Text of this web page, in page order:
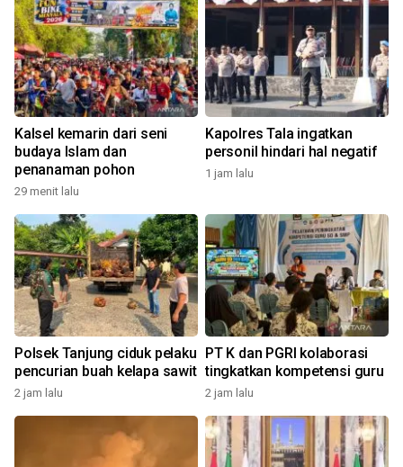
Kalsel kemarin dari seni
budaya Islam dan
penanaman pohon
29 menit lalu
Kapolres Tala ingatkan
personil hindari hal negatif
1 jam lalu
Polsek Tanjung ciduk pelaku
pencurian buah kelapa sawit
2 jam lalu
PT K dan PGRI kolaborasi
tingkatkan kompetensi guru
2 jam lalu